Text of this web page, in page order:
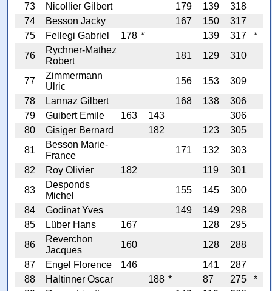
73
Nicollier Gilbert 179 139
318
74
Besson Jacky 167 150
317
75
Fellegi Gabriel 178 * 139 317
*
76
Rychner-Mathez
Robert
181 129 310
77
Zimmermann
Ulric
156 153
309
78
Lannaz Gilbert 168 138
306
79
Guibert Emile 163 143
306
80
Gisiger Bernard 182 123
305
81
Besson Marie-
France
171 132
303
82
Roy Olivier 182 119
301
83
Desponds
Michel
155 145
300
84
Godinat Yves 149 149
298
85
Lüber Hans 167 128
295
86
Reverchon
Jacques
160 128
288
87
Engel Florence 146 141
287
88
Haltinner Oscar 188 * 87 275
*